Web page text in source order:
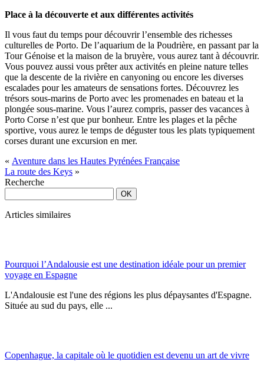
Place à la découverte et aux différentes activités
Il vous faut du temps pour découvrir l’ensemble des richesses
culturelles de Porto. De l’aquarium de la Poudrière, en passant par la
Tour Génoise et la maison de la bruyère, vous aurez tant à découvrir.
Vous pouvez aussi vous prêter aux activités en pleine nature telles
que la descente de la rivière en canyoning ou encore les diverses
escalades pour les amateurs de sensations fortes. Découvrez les
trésors sous-marins de Porto avec les promenades en bateau et la
plongée sous-marine. Vous l’aurez compris, passer des vacances à
Porto Corse n’est que pur bonheur. Entre les plages et la pêche
sportive, vous aurez le temps de déguster tous les plats typiquement
corses durant une excursion en mer.
« Aventure dans les Hautes Pyrénées Française
La route des Keys »
Recherche
Articles similaires
Pourquoi l’Andalousie est une destination idéale pour un premier
voyage en Espagne
L'Andalousie est l'une des régions les plus dépaysantes d'Espagne.
Située au sud du pays, elle ...
Copenhague, la capitale où le quotidien est devenu un art de vivre